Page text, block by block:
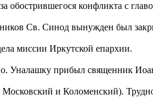
обострившегося конфликта с
Св. Синод вынужден был
миссии Иркутской епархии.
о. Уналашку прибыл священник
и Коломенский).